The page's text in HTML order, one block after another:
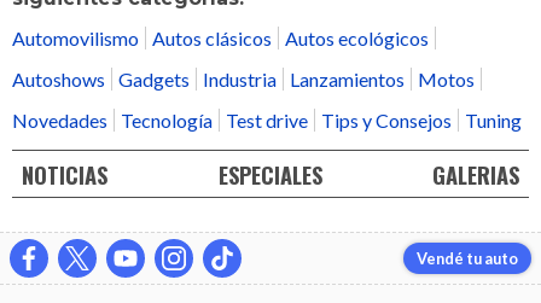
Automovilismo Autos clásicos
Autos ecológicos
Autoshows
Gadgets Industria Lanzamientos
Motos
Novedades
Tecnología Test drive Tips y Consejos Tuning
NOTICIAS ESPECIALES GALERIAS
Vendé tu auto